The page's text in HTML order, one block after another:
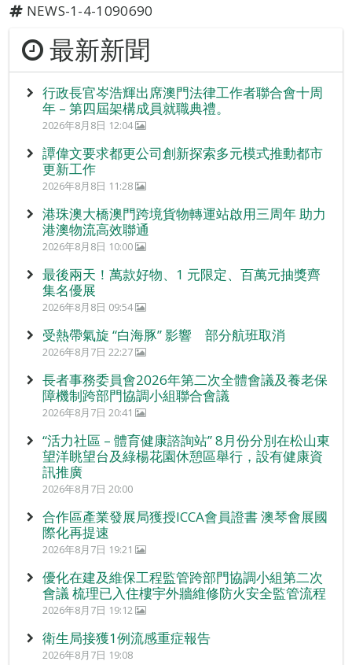
NEWS-1-4-1090690
最新新聞
行政長官岑浩輝出席澳門法律工作者聯合會十周
年 – 第四屆架構成員就職典禮。
2026年8月8日 12:04
譚偉文要求都更公司創新探索多元模式推動都市
更新工作
2026年8月8日 11:28
港珠澳大橋澳門跨境貨物轉運站啟用三周年 助力
港澳物流高效聯通
2026年8月8日 10:00
最後兩天！萬款好物、1 元限定、百萬元抽獎齊
集名優展
2026年8月8日 09:54
受熱帶氣旋 “白海豚” 影響 部分航班取消
2026年8月7日 22:27
長者事務委員會2026年第二次全體會議及養老保
障機制跨部門協調小組聯合會議
2026年8月7日 20:41
“活力社區 – 體育健康諮詢站” 8月份分別在松山東
望洋眺望台及綠楊花園休憩區舉行，設有健康資
訊推廣
2026年8月7日 20:00
合作區產業發展局獲授ICCA會員證書 澳琴會展國
際化再提速
2026年8月7日 19:21
優化在建及維保工程監管跨部門協調小組第二次
會議 梳理已入住樓宇外牆維修防火安全監管流程
2026年8月7日 19:12
衛生局接獲1例流感重症報告
2026年8月7日 19:08